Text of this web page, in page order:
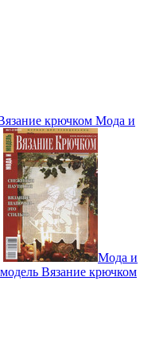
крючком Мода и
Мода и
Вязание крючком